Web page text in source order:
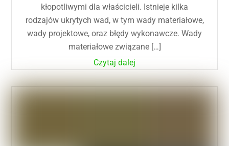
kłopotliwymi dla właścicieli. Istnieje kilka
rodzajów ukrytych wad, w tym wady materiałowe,
wady projektowe, oraz błędy wykonawcze. Wady
materiałowe związane […]
Czytaj dalej